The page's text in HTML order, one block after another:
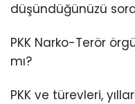
düşündüğünüzü
PKK Narko-Terör
mı?
PKK ve türevleri,